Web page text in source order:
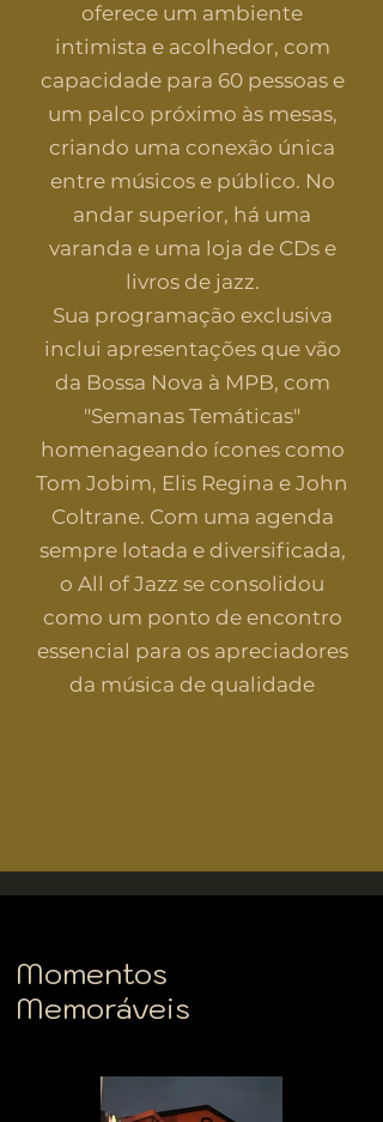
oferece um ambiente
intimista e acolhedor, com
capacidade para 60 pessoas e
um palco próximo às mesas,
criando uma conexão única
entre músicos e público. No
andar superior, há uma
varanda e uma loja de CDs e
livros de jazz.
Sua programação exclusiva
inclui apresentações que vão
da Bossa Nova à MPB, com
"Semanas Temáticas"
homenageando ícones como
Tom Jobim, Elis Regina e John
Coltrane. Com uma agenda
sempre lotada e diversificada,
o All of Jazz se consolidou
como um ponto de encontro
essencial para os apreciadores
da música de qualidade
Momentos
Memoráveis